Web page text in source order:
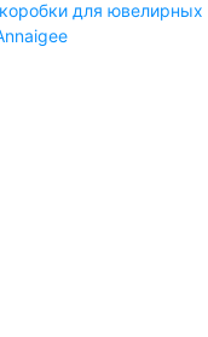
Packaging And Printing
в сфере производства